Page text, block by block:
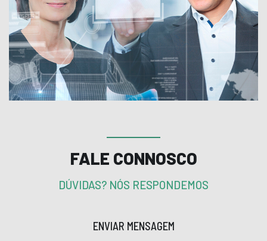
FALE CONNOSCO
DÚVIDAS? NÓS RESPONDEMOS
ENVIAR MENSAGEM